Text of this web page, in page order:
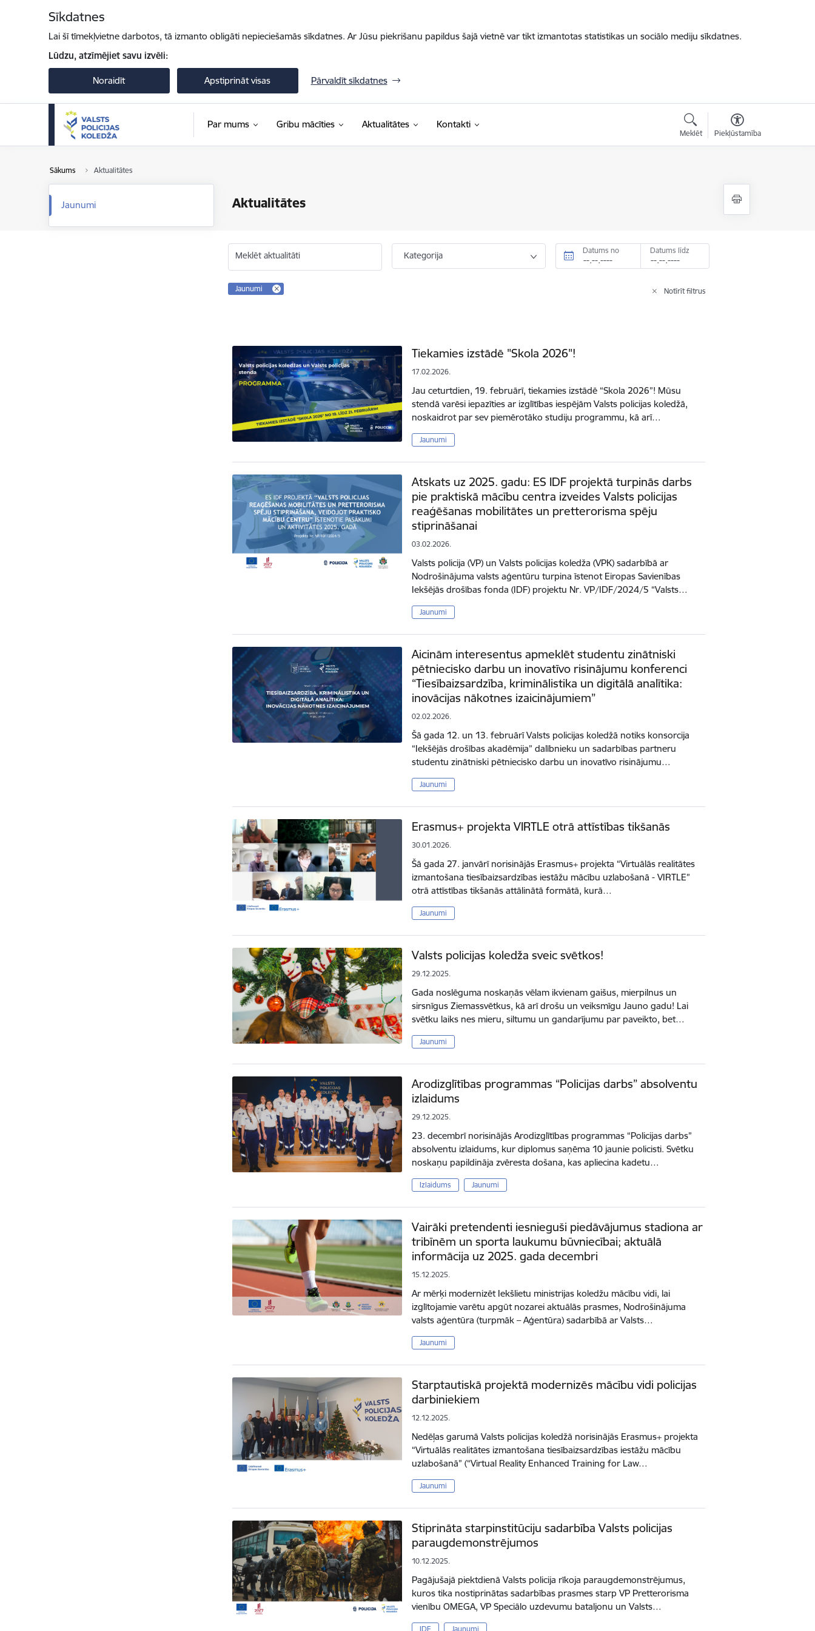
Sīkdatnes
Lai šī tīmekļvietne darbotos, tā izmanto obligāti nepieciešamās sīkdatnes. Ar Jūsu piekrišanu papildus šajā vietnē var tikt izmantotas statistikas un sociālo mediju sīkdatnes.
Lūdzu, atzīmējiet savu izvēli:
Noraidīt Apstiprināt visas Pārvaldīt sīkdatnes
Par mums Gribu mācīties Aktualitātes Kontakti
Meklēt Piekļūstamība
Sākums Aktualitātes
Aktualitātes
Jaunumi
Meklēt aktualitāti Kategorija Datums no Datums līdz
Jaunumi Notīrīt filtrus
Tiekamies izstādē "Skola 2026"!
17.02.2026.
Jau ceturtdien, 19. februārī, tiekamies izstādē “Skola 2026”! Mūsu
stendā varēsi iepazīties ar izglītības iespējām Valsts policijas koledžā,
noskaidrot par sev piemērotāko studiju programmu, kā arī…
Jaunumi
Atskats uz 2025. gadu: ES IDF projektā turpinās darbs
pie praktiskā mācību centra izveides Valsts policijas
reaģēšanas mobilitātes un pretterorisma spēju
stiprināšanai
03.02.2026.
Valsts policija (VP) un Valsts policijas koledža (VPK) sadarbībā ar
Nodrošinājuma valsts aģentūru turpina īstenot Eiropas Savienības
Iekšējās drošības fonda (IDF) projektu Nr. VP/IDF/2024/5 “Valsts…
Jaunumi
Aicinām interesentus apmeklēt studentu zinātniski
pētniecisko darbu un inovatīvo risinājumu konferenci
“Tiesībaizsardzība, kriminālistika un digitālā analītika:
inovācijas nākotnes izaicinājumiem”
02.02.2026.
Šā gada 12. un 13. februārī Valsts policijas koledžā notiks konsorcija
“Iekšējās drošības akadēmija” dalībnieku un sadarbības partneru
studentu zinātniski pētniecisko darbu un inovatīvo risinājumu…
Jaunumi
Erasmus+ projekta VIRTLE otrā attīstības tikšanās
30.01.2026.
Šā gada 27. janvārī norisinājās Erasmus+ projekta “Virtuālās realitātes
izmantošana tiesībaizsardzības iestāžu mācību uzlabošanā - VIRTLE”
otrā attīstības tikšanās attālinātā formātā, kurā…
Jaunumi
Valsts policijas koledža sveic svētkos!
29.12.2025.
Gada noslēguma noskaņās vēlam ikvienam gaišus, mierpilnus un
sirsnīgus Ziemassvētkus, kā arī drošu un veiksmīgu Jauno gadu! Lai
svētku laiks nes mieru, siltumu un gandarījumu par paveikto, bet…
Jaunumi
Arodizglītības programmas “Policijas darbs” absolventu
izlaidums
29.12.2025.
23. decembrī norisinājās Arodizglītības programmas “Policijas darbs”
absolventu izlaidums, kur diplomus saņēma 10 jaunie policisti. Svētku
noskaņu papildināja zvēresta došana, kas apliecina kadetu…
Izlaidums Jaunumi
Vairāki pretendenti iesnieguši piedāvājumus stadiona ar
tribīnēm un sporta laukumu būvniecībai; aktuālā
informācija uz 2025. gada decembri
15.12.2025.
Ar mērķi modernizēt Iekšlietu ministrijas koledžu mācību vidi, lai
izglītojamie varētu apgūt nozarei aktuālās prasmes, Nodrošinājuma
valsts aģentūra (turpmāk – Aģentūra) sadarbībā ar Valsts…
Jaunumi
Starptautiskā projektā modernizēs mācību vidi policijas
darbiniekiem
12.12.2025.
Nedēļas garumā Valsts policijas koledžā norisinājās Erasmus+ projekta
“Virtuālās realitātes izmantošana tiesībaizsardzības iestāžu mācību
uzlabošanā” (“Virtual Reality Enhanced Training for Law…
Jaunumi
Stiprināta starpinstitūciju sadarbība Valsts policijas
paraugdemonstrējumos
10.12.2025.
Pagājušajā piektdienā Valsts policija rīkoja paraugdemonstrējumus,
kuros tika nostiprinātas sadarbības prasmes starp VP Pretterorisma
vienību OMEGA, VP Speciālo uzdevumu bataljonu un Valsts…
IDF Jaunumi